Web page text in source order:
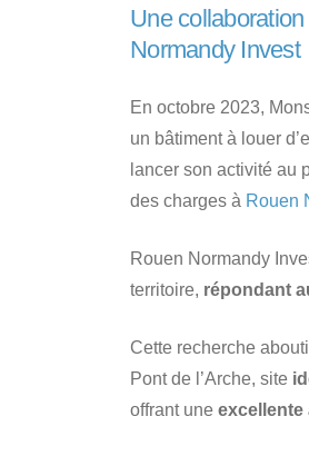
Une
Normandy Invest
En octobre 2023,
un bâtiment à louer
lancer son activité au
des charges à Rouen
Rouen Normandy
territoire, répondant
Cette recherche
Pont de l’Arche, site
offrant une excellente